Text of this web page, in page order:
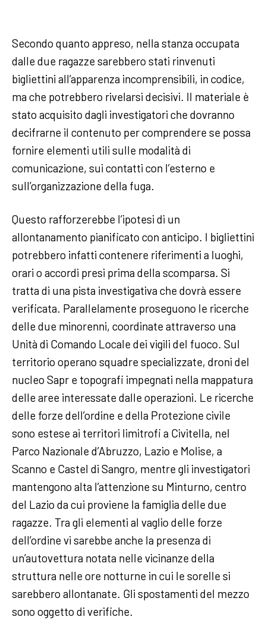
Secondo quanto appreso, nella stanza occupata
dalle due ragazze sarebbero stati rinvenuti
bigliettini all’apparenza incomprensibili, in codice,
ma che potrebbero rivelarsi decisivi. Il materiale è
stato acquisito dagli investigatori che dovranno
decifrarne il contenuto per comprendere se possa
fornire elementi utili sulle modalità di
comunicazione, sui contatti con l’esterno e
sull’organizzazione della fuga.
Questo rafforzerebbe l’ipotesi di un
allontanamento pianificato con anticipo. I bigliettini
potrebbero infatti contenere riferimenti a luoghi,
orari o accordi presi prima della scomparsa. Si
tratta di una pista investigativa che dovrà essere
verificata. Parallelamente proseguono le ricerche
delle due minorenni, coordinate attraverso una
Unità di Comando Locale dei vigili del fuoco. Sul
territorio operano squadre specializzate, droni del
nucleo Sapr e topografi impegnati nella mappatura
delle aree interessate dalle operazioni. Le ricerche
delle forze dell’ordine e della Protezione civile
sono estese ai territori limitrofi a Civitella, nel
Parco Nazionale d’Abruzzo, Lazio e Molise, a
Scanno e Castel di Sangro, mentre gli investigatori
mantengono alta l’attenzione su Minturno, centro
del Lazio da cui proviene la famiglia delle due
ragazze. Tra gli elementi al vaglio delle forze
dell’ordine vi sarebbe anche la presenza di
un’autovettura notata nelle vicinanze della
struttura nelle ore notturne in cui le sorelle si
sarebbero allontanate. Gli spostamenti del mezzo
sono oggetto di verifiche.